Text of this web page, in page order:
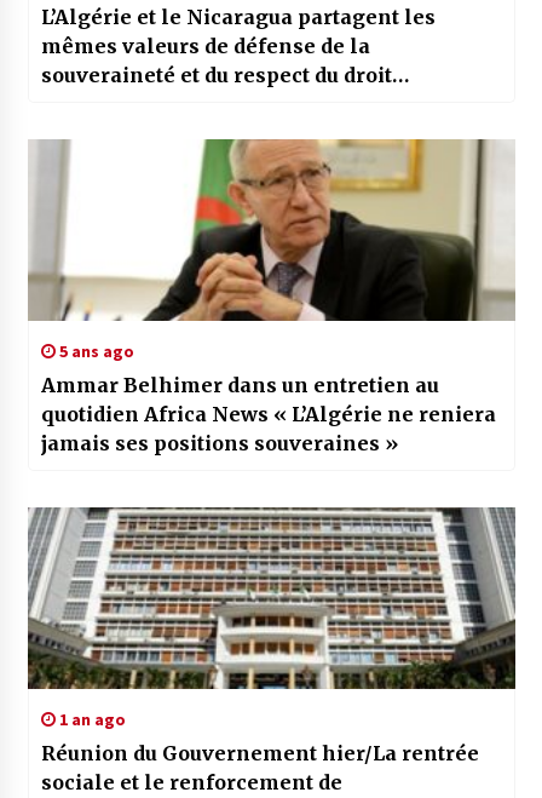
L’Algérie et le Nicaragua partagent les
mêmes valeurs de défense de la
souveraineté et du respect du droit
5 ans ago
Ammar Belhimer dans un entretien au
quotidien Africa News « L’Algérie ne reniera
jamais ses positions souveraines »
1 an ago
Réunion du Gouvernement hier/La rentrée
sociale et le renforcement de